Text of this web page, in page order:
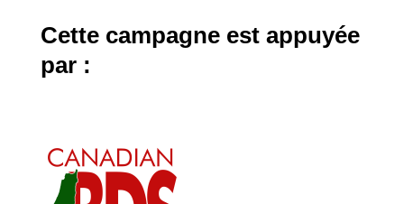
Cette campagne est appuyée
par :